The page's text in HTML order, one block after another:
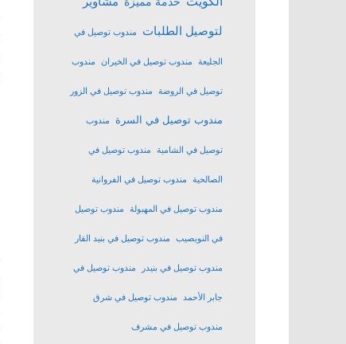
لتوصيل الطلبات مندوب توصيل في
الجليعة مندوب توصيل في الخيران مندوب
توصيل في الروضة مندوب توصيل في الزور
مندوب توصيل في السرة مندوب
توصيل في الشامية مندوب توصيل في
الصالحية مندوب توصيل في الفروانية
مندوب توصيل في المهبولة مندوب توصيل
في النويصيب مندوب توصيل في بنيد القار
مندوب توصيل في بنيدر مندوب توصيل في
جابر الأحمد مندوب توصيل في شرق
مندوب توصيل في مشرف